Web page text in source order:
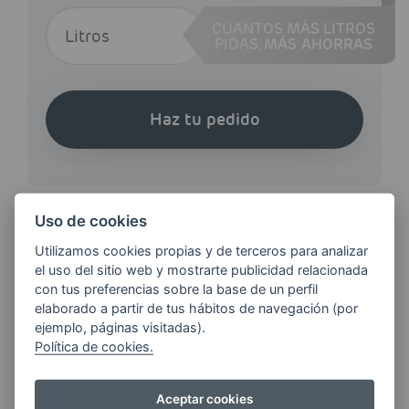
CUANTOS MÁS LITROS
MÁS AHORRAS
Haz tu pedido
¿QUIERES ESTAR AL DÍA DE
LAS
ÚLTIMAS NOVEDADES?
Uso de cookies
Utilizamos cookies propias y de terceros para analizar
el uso del sitio web y mostrarte publicidad relacionada
con tus preferencias sobre la base de un perfil
elaborado a partir de tus hábitos de navegación (por
ejemplo, páginas visitadas).
Política de cookies.
Aceptar cookies